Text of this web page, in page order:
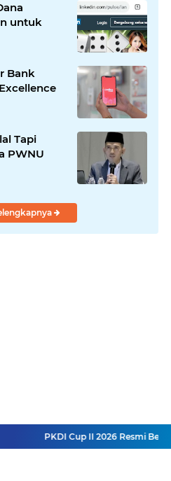
untuk
Bank
Tapi
PWNU
PKDI Cup II 2026 Resmi